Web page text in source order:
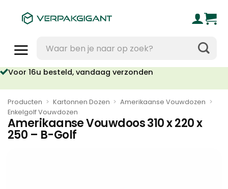
naar:
16u besteld, vandaag verzonden
Geen orderkosten vanaf €95
Producten > Kartonnen Dozen > Amerikaanse Vouwdozen >
Enkelgolf Vouwdozen
Amerikaanse Vouwdoos 310 x 220 x
250 – B-Golf